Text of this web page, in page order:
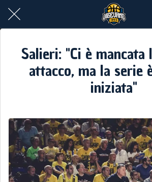
Salieri: "Ci è
attacco, ma la serie
iniziata"